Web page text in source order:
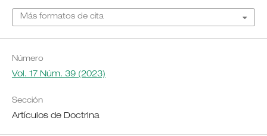
Más formatos de cita
Número
Vol. 17 Núm. 39 (2023)
Sección
Artículos de Doctrina